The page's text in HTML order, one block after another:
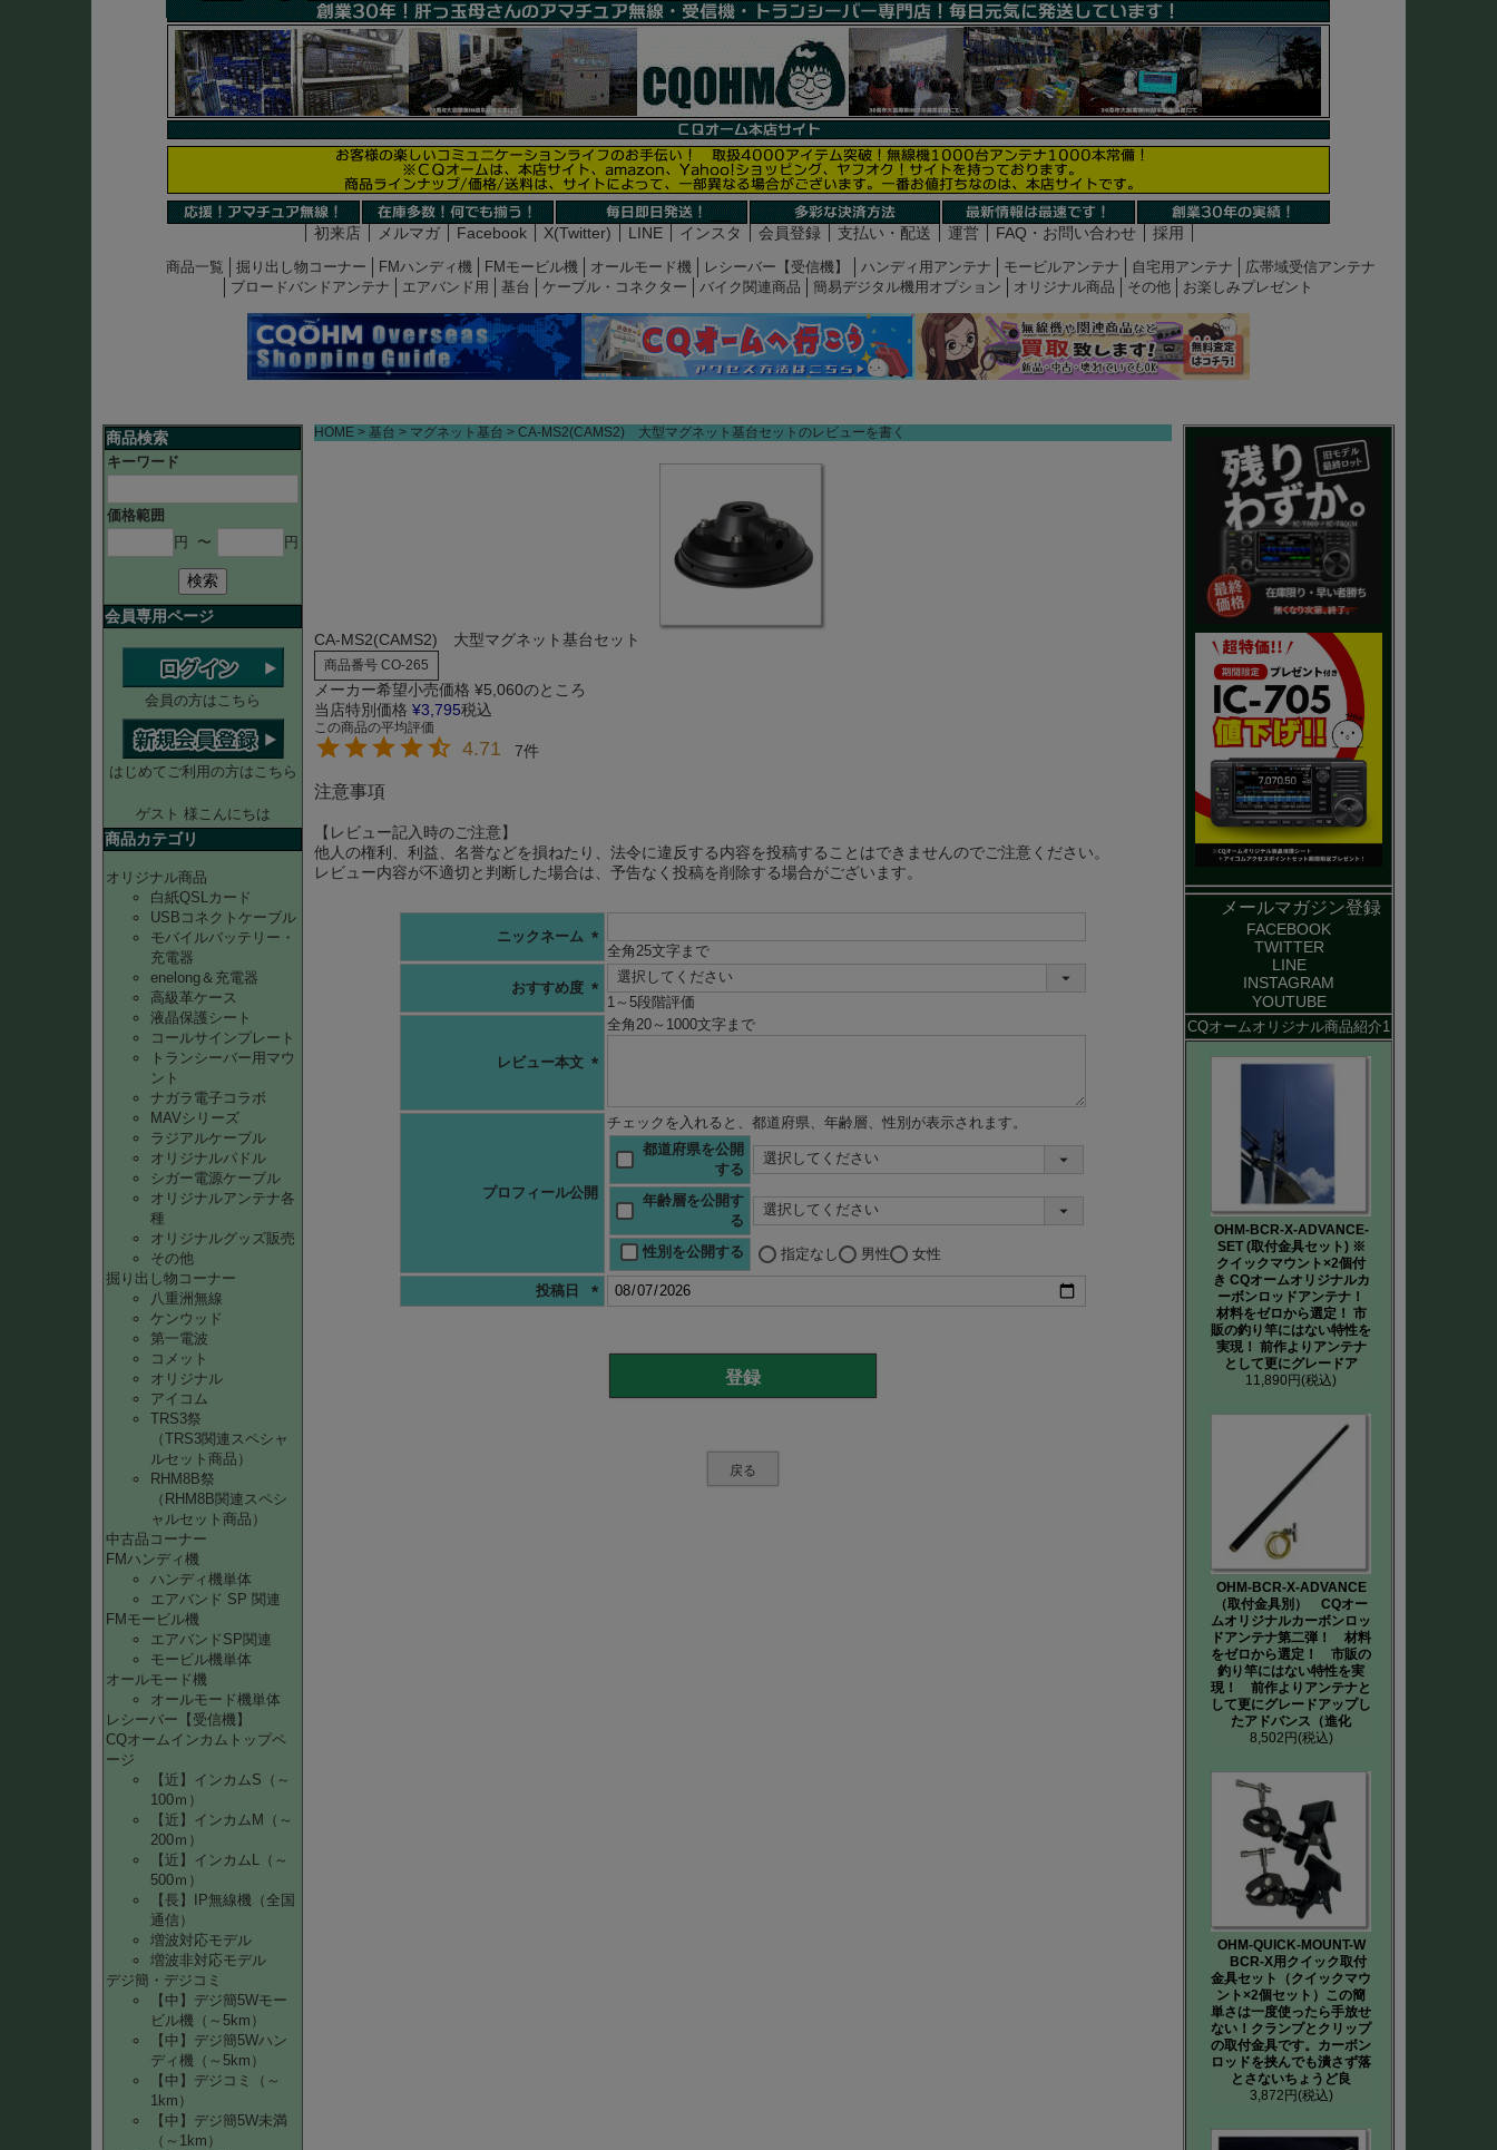
初来店 メルマガ Facebook X(Twitter) LINE インスタ 会員登録 支払い・配送 運営 FAQ・お問い合わせ 採用
商品一覧 掘り出し物コーナー FMハンディ機 FMモービル機 オールモード機 レシーバー【受信機】 ハンディ用アンテナ モービルアンテナ 自宅用アンテナ
広帯域受信アンテナ
ブロードバンドアンテナ
エアバンド用 基台 ケーブル・コネクター バイク関連商品 簡易デジタル機用オプション オリジナル商品 その他 お楽しみプレゼント
商品検索
キーワード
価格範囲
円
〜 円
検索
会員専用ページ
会員の方はこちら
はじめてご利用の方はこちら
ゲスト 様こんにちは
商品カテゴリ
オリジナル商品
白紙QSLカード
USBコネクトケーブル
モバイルバッテリー・
充電器
enelong＆充電器
高級革ケース
液晶保護シート
コールサインプレート
トランシーバー用マウ
ント
ナガラ電子コラボ
MAVシリーズ
ラジアルケーブル
オリジナルパドル
シガー電源ケーブル
オリジナルアンテナ各
種
オリジナルグッズ販売
その他
掘り出し物コーナー
八重洲無線
ケンウッド
第一電波
コメット
オリジナル
アイコム
TRS3祭
（TRS3関連スペシャ
ルセット商品）
RHM8B祭
（RHM8B関連スペシ
ャルセット商品）
中古品コーナー
FMハンディ機
ハンディ機単体
エアバンド SP 関連
FMモービル機
エアバンドSP関連
モービル機単体
オールモード機
オールモード機単体
レシーバー【受信機】
CQオームインカムトップペ
ージ
【近】インカムS（～
100ｍ）
【近】インカムM（～
200ｍ）
【近】インカムL（～
500ｍ）
【長】IP無線機（全国
通信）
増波対応モデル
増波非対応モデル
デジ簡・デジコミ
【中】デジ簡5Wモー
ビル機（～5km）
【中】デジ簡5Wハン
ディ機（～5km）
【中】デジコミ（～
1km）
【中】デジ簡5W未満
（～1km）
HOME 基台 マグネット基台 CA-MS2(CAMS2) 大型マグネット基台セットのレビューを書く
CA-MS2(CAMS2) 大型マグネット基台セット
商品番号 CO-265
メーカー希望小売価格 ¥5,060のところ
当店特別価格 ¥3,795税込
4.71 7
注意事項
【レビュー記入時のご注意】
他人の権利、利益、名誉などを損ねたり、法令に違反する内容を投稿することはできませんのでご注意ください。
レビュー内容が不適切と判断した場合は、予告なく投稿を削除する場合がございます。
ニックネーム
(必
須)
全角25文字まで
おすすめ度
(必
1～5段階評価
レビュー本文
全角20～1000文字まで
プロフィール公開
チェックを入れると、都道府県、年齢層、性別が表示されます。
都道府県を公開
する
年齢層を公開す
る
性別を公開する
指定なし 男性 女性
投稿日
登録
戻る
メールマガジン登録
FACEBOOK
TWITTER
LINE
INSTAGRAM
YOUTUBE
CQオームオリジナル商品紹介1
OHM-BCR-X-ADVANCE-
SET (取付金具セット) ※
クイックマウント×2個付
き CQオームオリジナルカ
ーボンロッドアンテナ！
材料をゼロから選定！ 市
販の釣り竿にはない特性を
実現！ 前作よりアンテナ
として更にグレードア
11,890円(税込)
OHM-BCR-X-ADVANCE
（取付金具別） CQオー
ムオリジナルカーボンロッ
ドアンテナ第二弾！ 材料
をゼロから選定！ 市販の
釣り竿にはない特性を実
現！ 前作よりアンテナと
して更にグレードアップし
たアドバンス（進化
8,502円(税込)
OHM-QUICK-MOUNT-W
BCR-X用クイック取付
金具セット（クイックマウ
ント×2個セット）この簡
単さは一度使ったら手放せ
ない！クランプとクリップ
の取付金具です。カーボン
ロッドを挟んでも潰さず落
とさないちょうど良
3,872円(税込)